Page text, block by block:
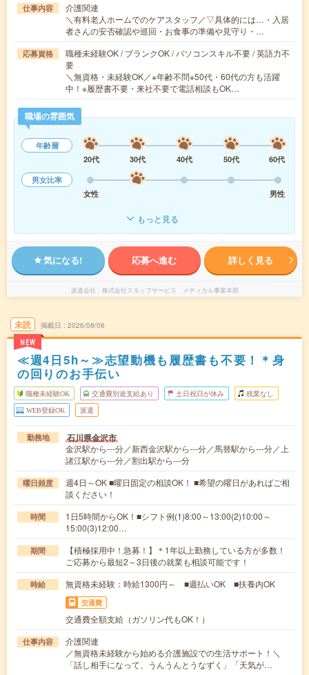
仕事内容
介護関連
＼有料老人ホームでのケアスタッフ／▽具体的には…・入居
者さんの安否確認や巡回・お食事の準備や見守り・…
応募資格
職種未経験OK / ブランクOK / パソコンスキル不要 / 英語力不
要
＼無資格・未経験OK／※年齢不問※50代・60代の方も活躍
中！※履歴書不要・来社不要で電話相談もOK…
職場の雰囲気
年齢層
20代
30代 40代 50代
60代
男女比率
女性
男性
もっと見る
気になる! 応募へ進む 詳しく見る
派遣会社 株式会社スタッフサービス メディカル事業本部
未読
NEW
掲載日 2026/08/06
≪週4日5h～≫志望動機も履歴書も不要！＊身
の回りのお手伝い
職種未経験OK 交通費別途支給あり 土日祝日が休み 残業なし
WEB登録OK 派遣
勤務地 石川県金沢市
金沢駅から---分／新西金沢駅から---分／馬替駅から---分／上
諸江駅から---分／割出駅から---分
曜日頻度
週4日～OK ■曜日固定の相談OK！ ■希望の曜日があればご相
談ください！
時間
1日5時間からOK！■シフト例(1)8:00～13:00(2)10:00～
15:00(3)12:00…
期間
【積極採用中！急募！】＊1年以上勤務している方が多数！
ご応募から最短2～3日後の就業も相談可能です！
時給 無資格未経験：時給1300円～ ■週払いOK ■扶養内OK
交通費
交通費全額支給（ガソリン代もOK！）
仕事内容
介護関連
／無資格未経験から始める介護施設での生活サポート！＼
「話し相手になって、うんうんとうなずく」「天気が…